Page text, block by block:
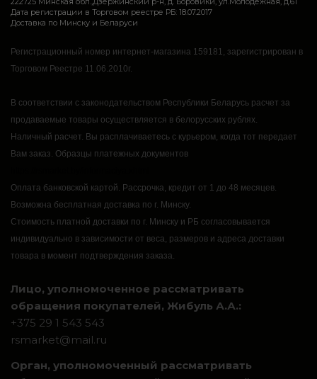
Дата регистрации в Торговом реестре РБ: 18.07.2017
Доставка по Минску и Беларуси
Регистрационный номер интернет-магазина 159181, зарегистрирован в
Торговом Реестре 11.06.2010г.
В соответствии с законодательством Республики Беларусь расчет за
продаваемые товары осуществляется в белорусских рублях.
Наличный расчет. Вы расплачиваетесь с курьером, когда тот передает
Вам заказ. Образцы платежных документов
Оплата банковской картой. Рассрочка, кредит от 1 до 48 месяцев.
Возможна бесплатная доставка по г. Минску.
Стоимость платной доставки по г. Минску и РБ согласовывается
индивидуально в зависимости от веса, размеров и адреса доставки
товара в момент подтверждения заказа.
Лицо, уполномоченное рассматривать
обращения покупателей, Жибуль А.А.:
+375 29 1 543 543
rsmarket@mail.ru
Орган, уполномоченный рассматривать